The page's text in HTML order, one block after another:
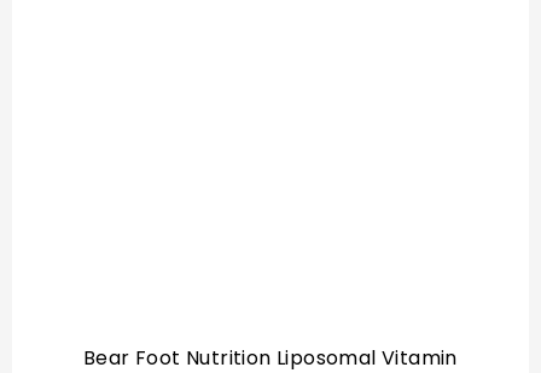
Bear Foot Nutrition Liposomal Vitamin